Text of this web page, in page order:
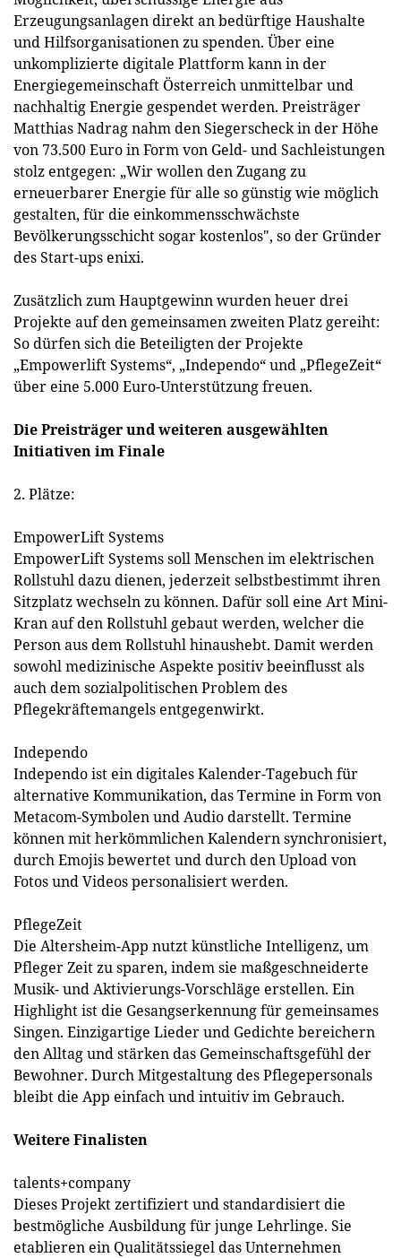
Erzeugungsanlagen direkt an bedürftige Haushalte
und Hilfsorganisationen zu spenden. Über eine
unkomplizierte digitale Plattform kann in der
Energiegemeinschaft Österreich unmittelbar und
nachhaltig Energie gespendet werden. Preisträger
Matthias Nadrag nahm den Siegerscheck in der Höhe
von 73.500 Euro in Form von Geld- und Sachleistungen
stolz entgegen: „Wir wollen den Zugang zu
erneuerbarer Energie für alle so günstig wie möglich
gestalten, für die einkommensschwächste
Bevölkerungsschicht sogar kostenlos", so der Gründer
des Start-ups enixi.
Zusätzlich zum Hauptgewinn wurden heuer drei
Projekte auf den gemeinsamen zweiten Platz gereiht:
So dürfen sich die Beteiligten der Projekte
„Empowerlift Systems“, „Independo“ und „PflegeZeit“
über eine 5.000 Euro-Unterstützung freuen.
Die Preisträger und weiteren ausgewählten
Initiativen im Finale
2. Plätze:
EmpowerLift Systems
EmpowerLift Systems soll Menschen im elektrischen
Rollstuhl dazu dienen, jederzeit selbstbestimmt ihren
Sitzplatz wechseln zu können. Dafür soll eine Art Mini-
Kran auf den Rollstuhl gebaut werden, welcher die
Person aus dem Rollstuhl hinaushebt. Damit werden
sowohl medizinische Aspekte positiv beeinflusst als
auch dem sozialpolitischen Problem des
Pflegekräftemangels entgegenwirkt.
Independo
Independo ist ein digitales Kalender-Tagebuch für
alternative Kommunikation, das Termine in Form von
Metacom-Symbolen und Audio darstellt. Termine
können mit herkömmlichen Kalendern synchronisiert,
durch Emojis bewertet und durch den Upload von
Fotos und Videos personalisiert werden.
PflegeZeit
Die Altersheim-App nutzt künstliche Intelligenz, um
Pfleger Zeit zu sparen, indem sie maßgeschneiderte
Musik- und Aktivierungs-Vorschläge erstellen. Ein
Highlight ist die Gesangserkennung für gemeinsames
Singen. Einzigartige Lieder und Gedichte bereichern
den Alltag und stärken das Gemeinschaftsgefühl der
Bewohner. Durch Mitgestaltung des Pflegepersonals
bleibt die App einfach und intuitiv im Gebrauch.
Weitere Finalisten
talents+company
Dieses Projekt zertifiziert und standardisiert die
bestmögliche Ausbildung für junge Lehrlinge. Sie
etablieren ein Qualitätssiegel das Unternehmen